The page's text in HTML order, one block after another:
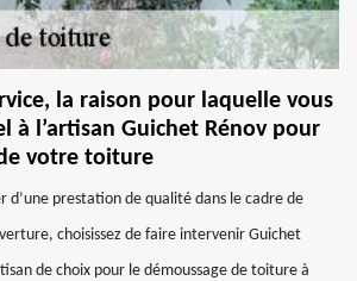
la raison pour laquelle vous
à l’artisan Guichet Rénov pour
votre toiture
d’une prestation de qualité dans le cadre de
choisissez de faire intervenir Guichet
de choix pour le démoussage de toiture à